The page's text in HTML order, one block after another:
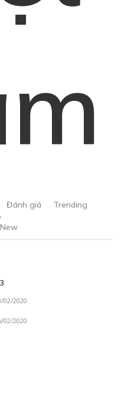
Đánh giá Trending
New
02/2020
02/2020